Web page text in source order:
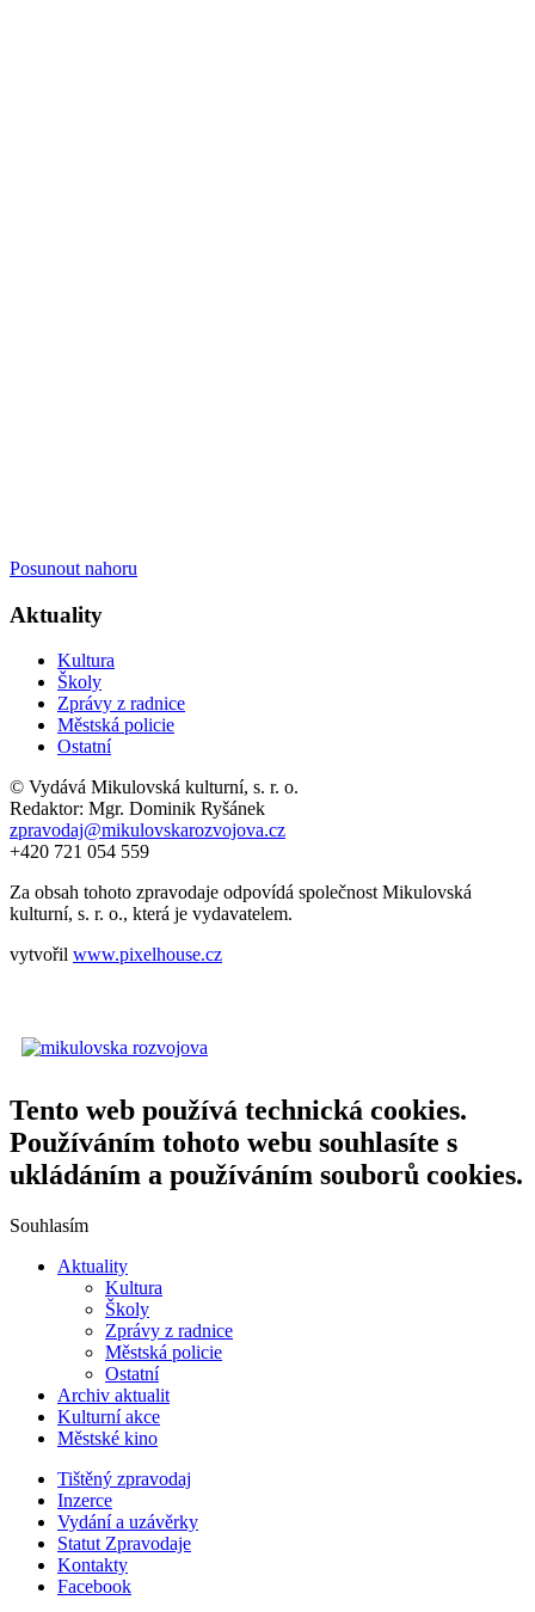
Posunout nahoru
Aktuality
Kultura
Školy
Zprávy z radnice
Městská policie
Ostatní
© Vydává Mikulovská kulturní, s. r. o.
Redaktor: Mgr. Dominik Ryšánek
zpravodaj@mikulovskarozvojova.cz
+420 721 054 559
Za obsah tohoto zpravodaje odpovídá společnost Mikulovská
kulturní, s. r. o., která je vydavatelem.
vytvořil www.pixelhouse.cz
Tento web používá technická cookies.
Používáním tohoto webu souhlasíte s
ukládáním a používáním souborů cookies.
Souhlasím
Aktuality
Kultura
Školy
Zprávy z radnice
Městská policie
Ostatní
Archiv aktualit
Kulturní akce
Městské kino
Tištěný zpravodaj
Inzerce
Vydání a uzávěrky
Statut Zpravodaje
Kontakty
Facebook